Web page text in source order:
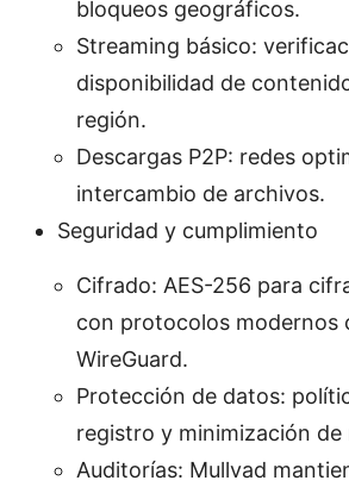
bloqueos geográficos.
Streaming básico:
disponibilidad de
región.
Descargas P2P: redes
intercambio de archivos.
Seguridad y cumplimiento
Cifrado: AES-256 para
con protocolos modernos
WireGuard.
Protección de datos:
registro y minimización de
Auditorías: Mullvad